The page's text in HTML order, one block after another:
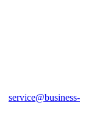
service@business-